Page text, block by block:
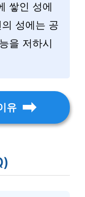
쌓인 성에
성에는 공
을 저하시
유